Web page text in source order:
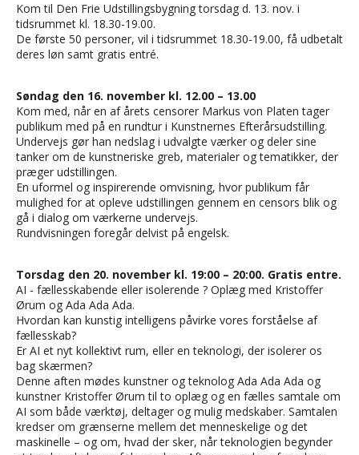
Kom til Den Frie Udstillingsbygning torsdag d. 13. nov. i
tidsrummet kl. 18.30-19.00.
De første 50 personer, vil i tidsrummet 18.30-19.00, få udbetalt
deres løn samt gratis entré.
Søndag den 16. november kl. 12.00 – 13.00
Kom med, når en af årets censorer Markus von Platen tager
publikum med på en rundtur i Kunstnernes Efterårsudstilling.
Undervejs gør han nedslag i udvalgte værker og deler sine
tanker om de kunstneriske greb, materialer og tematikker, der
præger udstillingen.
En uformel og inspirerende omvisning, hvor publikum får
mulighed for at opleve udstillingen gennem en censors blik og
gå i dialog om værkerne undervejs.
Rundvisningen foregår delvist på engelsk.
Torsdag den 20. november kl. 19:00 – 20:00. Gratis entre.
AI - fællesskabende eller isolerende ? Oplæg med Kristoffer
Ørum og Ada Ada Ada.
Hvordan kan kunstig intelligens påvirke vores forståelse af
fællesskab?
Er AI et nyt kollektivt rum, eller en teknologi, der isolerer os
bag skærmen?
Denne aften mødes kunstner og teknolog Ada Ada Ada og
kunstner Kristoffer Ørum til to oplæg og en fælles samtale om
AI som både værktøj, deltager og mulig medskaber. Samtalen
kredser om grænserne mellem det menneskelige og det
maskinelle – og om, hvad der sker, når teknologien begynder